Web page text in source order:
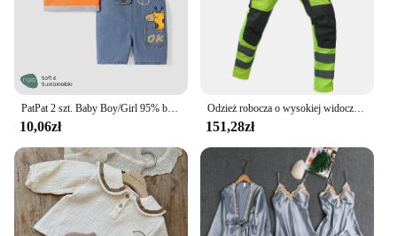
PatPat 2 szt. Baby Boy/Girl 95% bawełniana żyrafa denimowe fartuchy szorty i paski z krótkim rękawem Naia™Zestaw Tee
10,06zł
Odzież robocza o wysokiej widoczności Odzież zimowa Kombinezon Hi Vis Kurtka odblaskowa Wodoodporny zimowy i zestaw odblaskowych spodni roboczych z kieszeniami
151,28zł